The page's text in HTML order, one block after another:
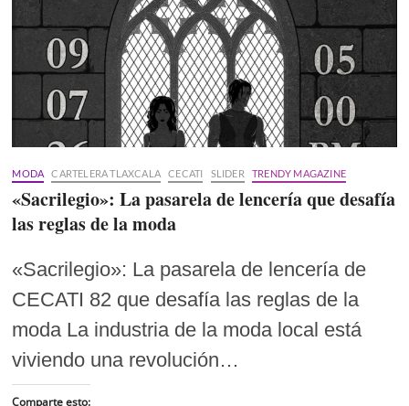
MODA CARTELERA TLAXCALA CECATI SLIDER TRENDY MAGAZINE
«Sacrilegio»: La pasarela de lencería que desafía
las reglas de la moda
«Sacrilegio»: La pasarela de lencería de
CECATI 82 que desafía las reglas de la
moda La industria de la moda local está
viviendo una revolución…
Comparte esto: